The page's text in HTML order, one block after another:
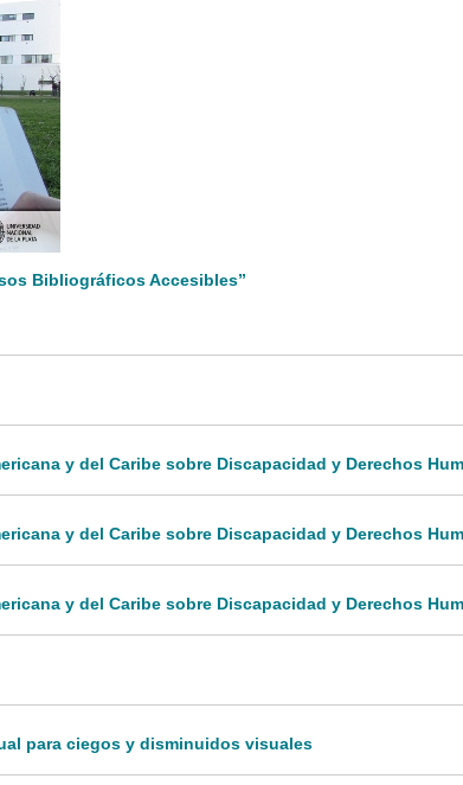
Bibliográficos Accesibles”
y del Caribe sobre Discapacidad y Derechos
y del Caribe sobre Discapacidad y Derechos
y del Caribe sobre Discapacidad y Derechos
para ciegos y disminuidos visuales